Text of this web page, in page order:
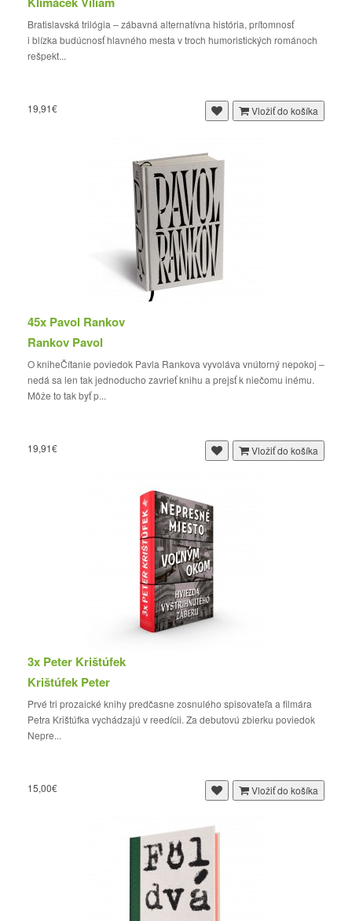
Bratislavská trilógia – zábavná alternatívna história, prítomnosť
i blízka budúcnosť hlavného mesta v troch humoristických románoch
rešpekt...
19,91€ Vložiť do košíka
45x Pavol Rankov
Rankov Pavol
O kniheČítanie poviedok Pavla Rankova vyvoláva vnútorný nepokoj –
nedá sa len tak jednoducho zavrieť knihu a prejsť k niečomu inému.
Môže to tak byť p...
19,91€ Vložiť do košíka
3x Peter Krištúfek
Krištúfek Peter
Prvé tri prozaické knihy predčasne zosnulého spisovateľa a filmára
Petra Krištúfka vychádzajú v reedícii. Za debutovú zbierku poviedok
Nepre...
15,00€ Vložiť do košíka